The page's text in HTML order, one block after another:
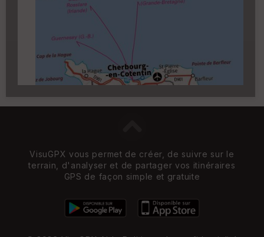
Carroyage UTM
VisuGPX vous permet de créer, de suivre sur le
terrain, d'analyser et de partager vos itinéraires
GPS de façon simple et gratuite